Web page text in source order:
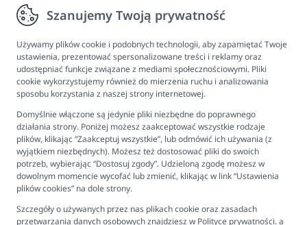
Informacje
Program lojalnościowy
FAQ - najczęściej zadawane pytania
Newsletter
Ustawienia plików cookies
Biuro obsługi klienta
Pon. - Pt. 9:00 - 16:00
Szanujemy Twoją prywatność
Używamy plików cookie i podobnych technologii, aby zapamiętać Twoje
ustawienia, prezentować spersonalizowane treści i reklamy oraz
udostępniać funkcje związane z mediami społecznościowymi. Pliki
cookie wykorzystujemy również do mierzenia ruchu i analizowania
sposobu korzystania z naszej strony internetowej.
Domyślnie włączone są jedynie pliki niezbędne do poprawnego
działania strony. Poniżej możesz zaakceptować wszystkie rodzaje
plików, klikając “Zaakceptuj wszystkie”, lub odmówić ich używania (z
wyjątkiem niezbędnych). Możesz też dostosować pliki do swoich
potrzeb, wybierając “Dostosuj zgody”. Udzieloną zgodę możesz w
dowolnym momencie wycofać lub zmienić, klikając w link “Ustawienia
plików cookies” na dole strony.
Szczegóły o używanych przez nas plikach cookie oraz zasadach
przetwarzania danych osobowych znajdziesz w Polityce prywatności.a